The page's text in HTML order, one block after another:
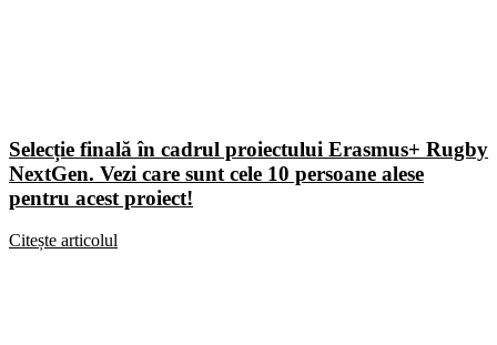
Selecție finală în cadrul proiectului Erasmus+ Rugby
NextGen. Vezi care sunt cele 10 persoane alese
pentru acest proiect!
Citește articolul